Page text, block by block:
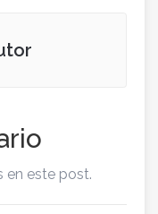
en este post.